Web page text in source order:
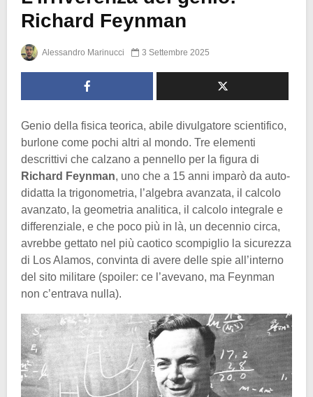
Richard Feynman
Alessandro Marinucci 3 Settembre 2025
Genio della fisica teorica, abile divulgatore scientifico,
burlone come pochi altri al mondo. Tre elementi
descrittivi che calzano a pennello per la figura di
Richard Feynman, uno che a 15 anni imparò da auto-
didatta la trigonometria, l’algebra avanzata, il calcolo
avanzato, la geometria analitica, il calcolo integrale e
differenziale, e che poco più in là, un decennio circa,
avrebbe gettato nel più caotico scompiglio la sicurezza
di Los Alamos, convinta di avere delle spie all’interno
del sito militare (spoiler: ce l’avevano, ma Feynman
non c’entrava nulla).